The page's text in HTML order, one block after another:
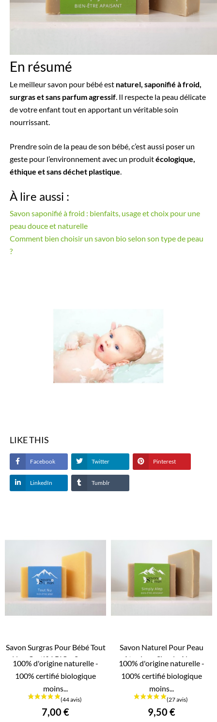
En résumé
Le meilleur savon pour bébé est naturel, saponifié à froid,
surgras et sans parfum agressif. Il respecte la peau délicate
de votre enfant tout en apportant un véritable soin
nourrissant.
Prendre soin de la peau de son bébé, c’est aussi poser un
geste pour l’environnement avec un produitécologique,
éthique et sans déchet plastique.
À lire aussi :
Savon saponifié à froid : bienfaits, usage et choix pour une
peau douce et naturelle
Comment bien choisir un savon bio selon son type de peau
?
LIKE THIS
Facebook Twitter Pinterest
LinkedIn Tumblr
APERÇU RAPIDE
Savon Surgras Pour Bébé Tout
Nu - Certifié BIO - Surgras
8,80%
100% d'origine naturelle -
100% certifié biologique
moins...
7,00 €
APERÇU RAPIDE
Savon Naturel Pour Peau
Atopique Simply Alep -
Certifié BIO -...
100% d'origine naturelle -
100% certifié biologique
moins...
9,50 €